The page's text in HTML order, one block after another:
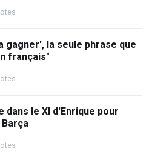
gagner', la seule phrase que
français"
dans le XI d'Enrique pour